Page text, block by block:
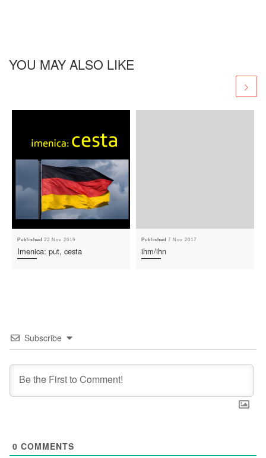
YOU MAY ALSO LIKE
Published22 Nov 2019
Imenica: put, cesta
Published7 Nov 2017
ihm/ihn
Subscribe
0 COMMENTS